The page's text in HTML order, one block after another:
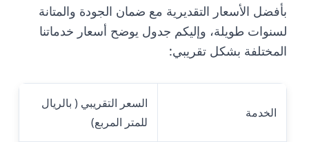
بأفضل الأسعار التقديرية مع ضمان الجودة والمتانة
لسنوات طويلة، وإليكم جدول يوضح أسعار خدماتنا
المختلفة بشكل تقريبي:
الخدمة
السعر التقريبي ( بالريال
للمتر المربع)